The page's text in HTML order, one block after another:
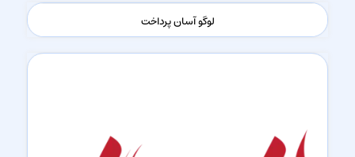
لوگو آسان پرداخت